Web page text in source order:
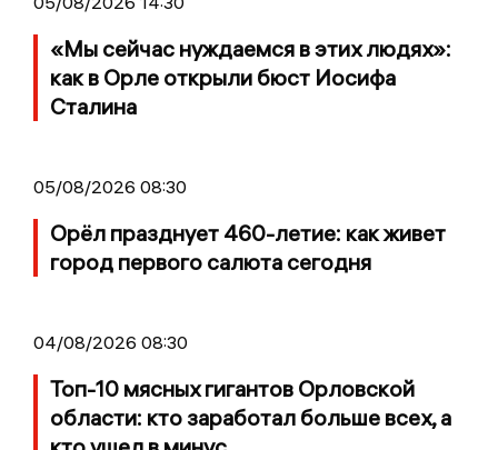
«Мы сейчас нуждаемся в этих людях»:
как в Орле открыли бюст Иосифа
Сталина
05/08/2026 08:30
Орёл празднует 460-летие: как живет
город первого салюта сегодня
04/08/2026 08:30
Топ-10 мясных гигантов Орловской
области: кто заработал больше всех, а